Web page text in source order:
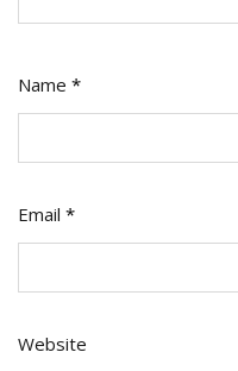
Name *
Email *
Website